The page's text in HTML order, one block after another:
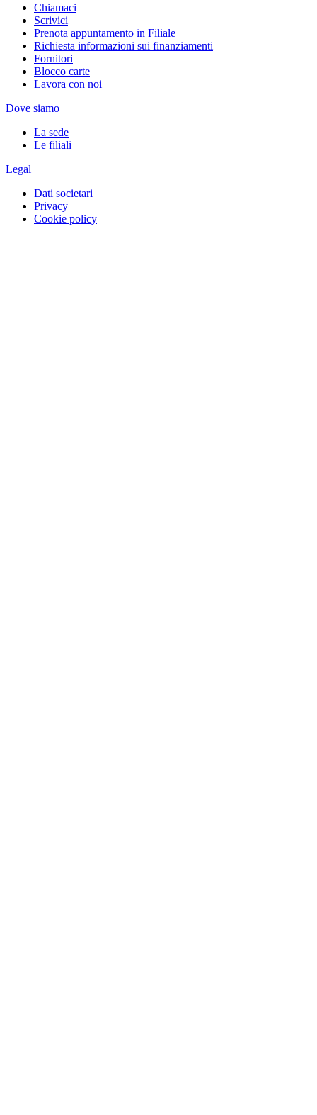
Chiamaci
Scrivici
Prenota appuntamento in Filiale
Richiesta informazioni sui finanziamenti
Fornitori
Blocco carte
Lavora con noi
Dove siamo
La sede
Le filiali
Legal
Dati societari
Privacy
Cookie policy